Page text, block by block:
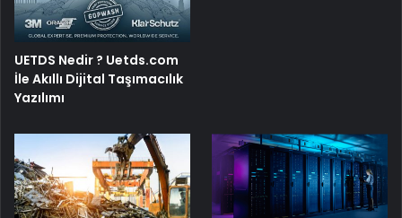
UETDS Nedir ? Uetds.com
İle Akıllı Dijital Taşımacılık
Yazılımı